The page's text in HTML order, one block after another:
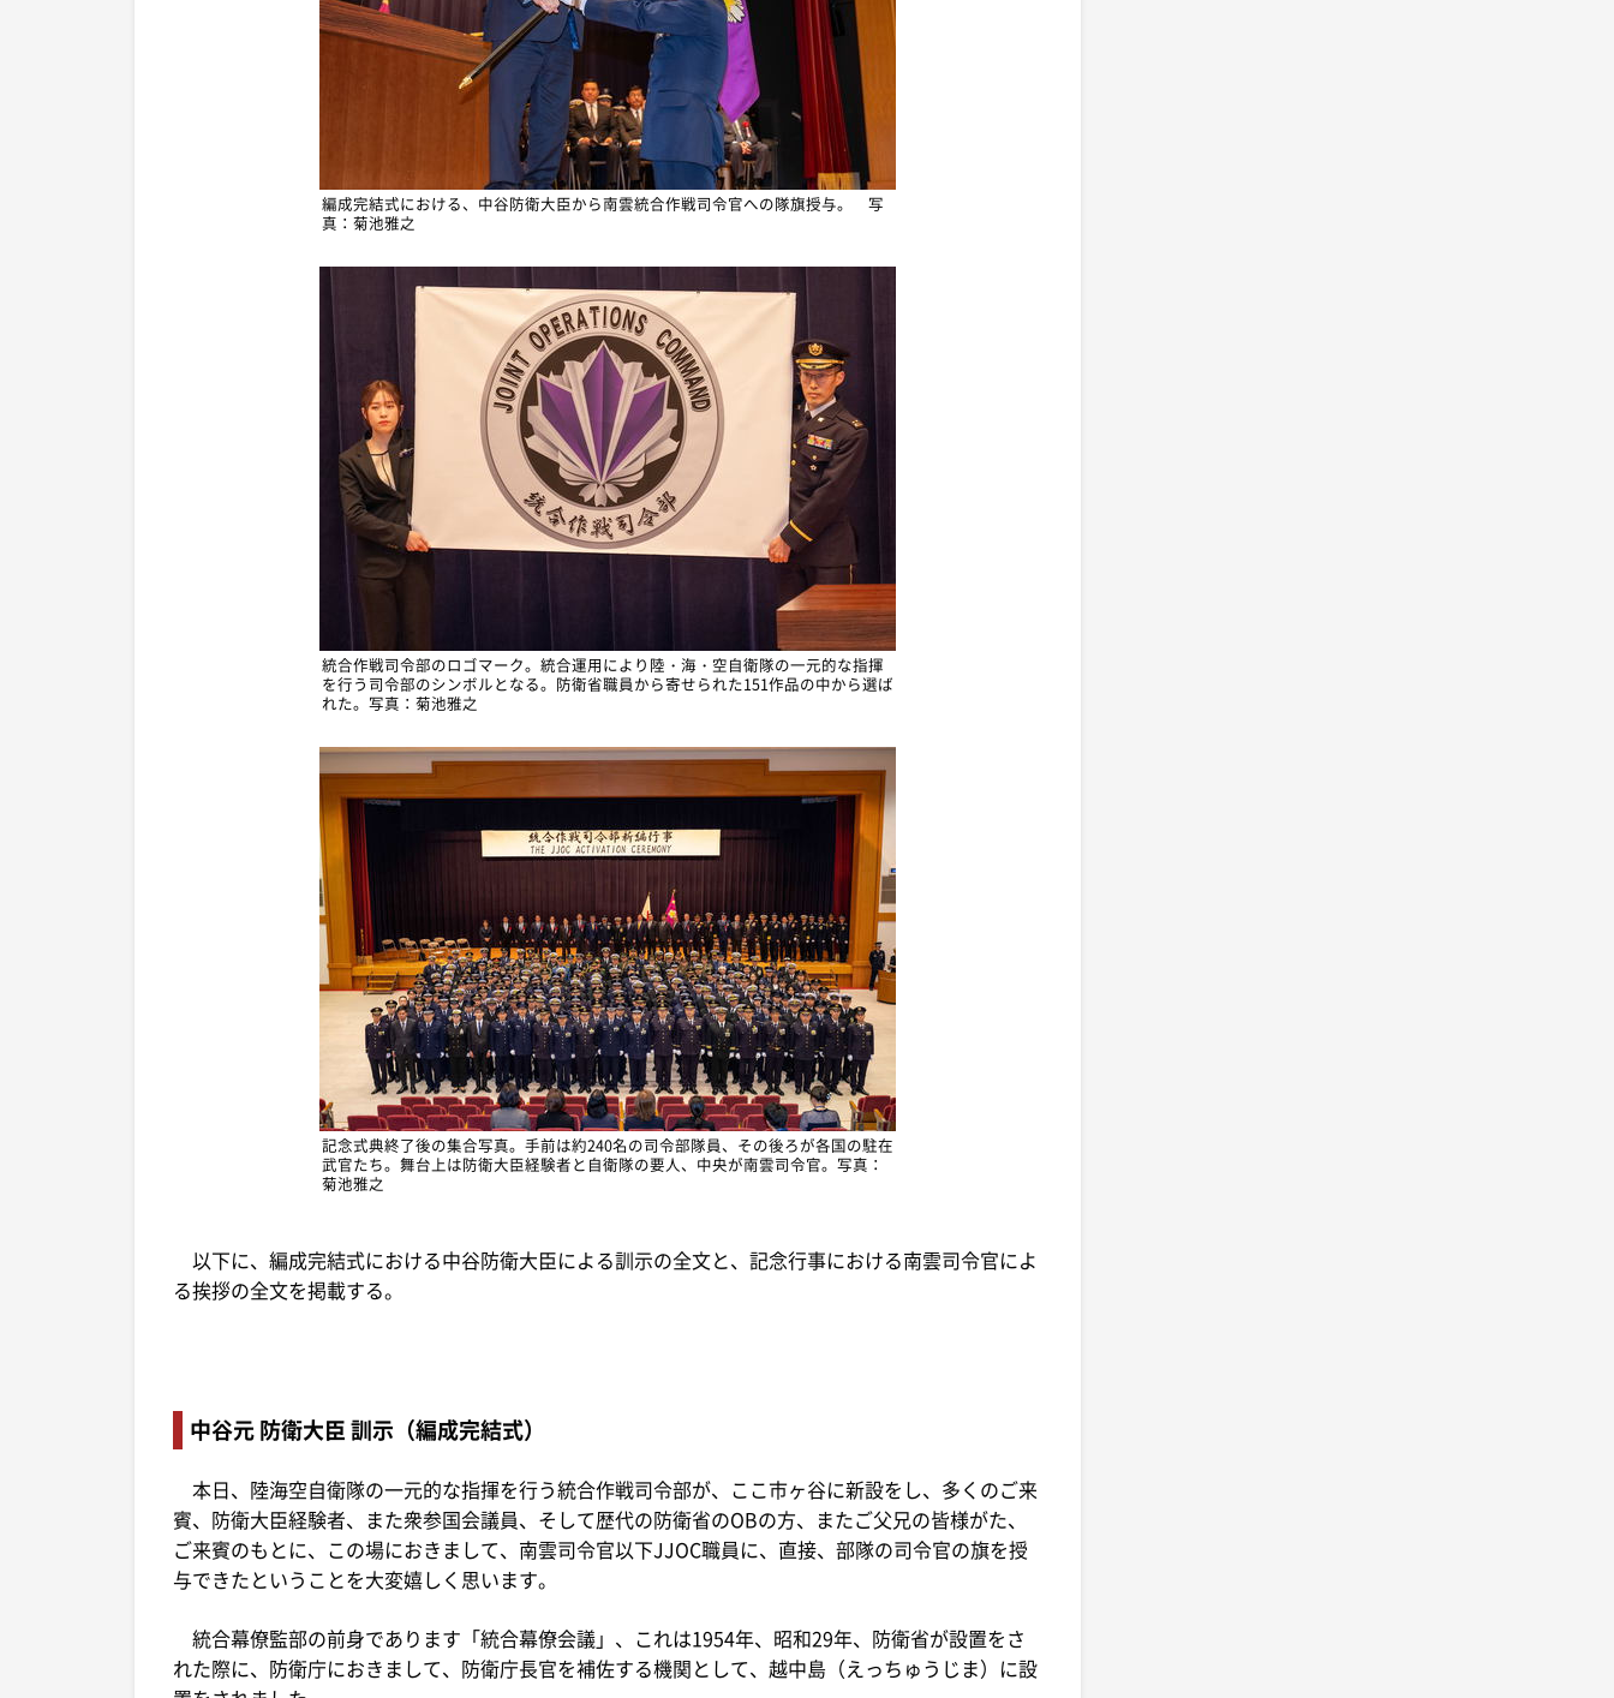
編成完結式における、中谷防衛大臣から南雲統合作戦司令官への隊旗授与。 写
真：菊池雅之
統合作戦司令部のロゴマーク。統合運用により陸・海・空自衛隊の一元的な指揮
を行う司令部のシンボルとなる。防衛省職員から寄せられた151作品の中から選ば
れた。写真：菊池雅之
記念式典終了後の集合写真。手前は約240名の司令部隊員、その後ろが各国の駐在
武官たち。舞台上は防衛大臣経験者と自衛隊の要人、中央が南雲司令官。写真：
菊池雅之
以下に、編成完結式における中谷防衛大臣による訓示の全文と、記念行事における南雲司令官によ
る挨拶の全文を掲載する。
中谷元 防衛大臣 訓示（編成完結式）
本日、陸海空自衛隊の一元的な指揮を行う統合作戦司令部が、ここ市ヶ谷に新設をし、多くのご来
賓、防衛大臣経験者、また衆参国会議員、そして歴代の防衛省のOBの方、またご父兄の皆様がた、
ご来賓のもとに、この場におきまして、南雲司令官以下JJOC職員に、直接、部隊の司令官の旗を授
与できたということを大変嬉しく思います。
統合幕僚監部の前身であります「統合幕僚会議」、これは1954年、昭和29年、防衛省が設置をさ
れた際に、防衛庁におきまして、防衛庁長官を補佐する機関として、越中島（えっちゅうじま）に設